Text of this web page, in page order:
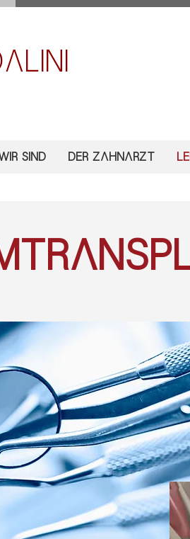
SIND DER ZAHNARZT